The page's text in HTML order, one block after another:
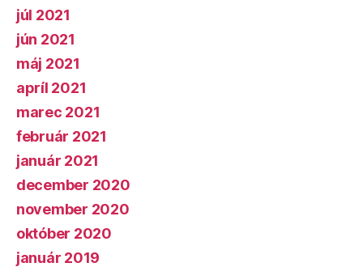
júl 2021
jún 2021
máj 2021
apríl 2021
marec 2021
február 2021
január 2021
december 2020
november 2020
október 2020
január 2019